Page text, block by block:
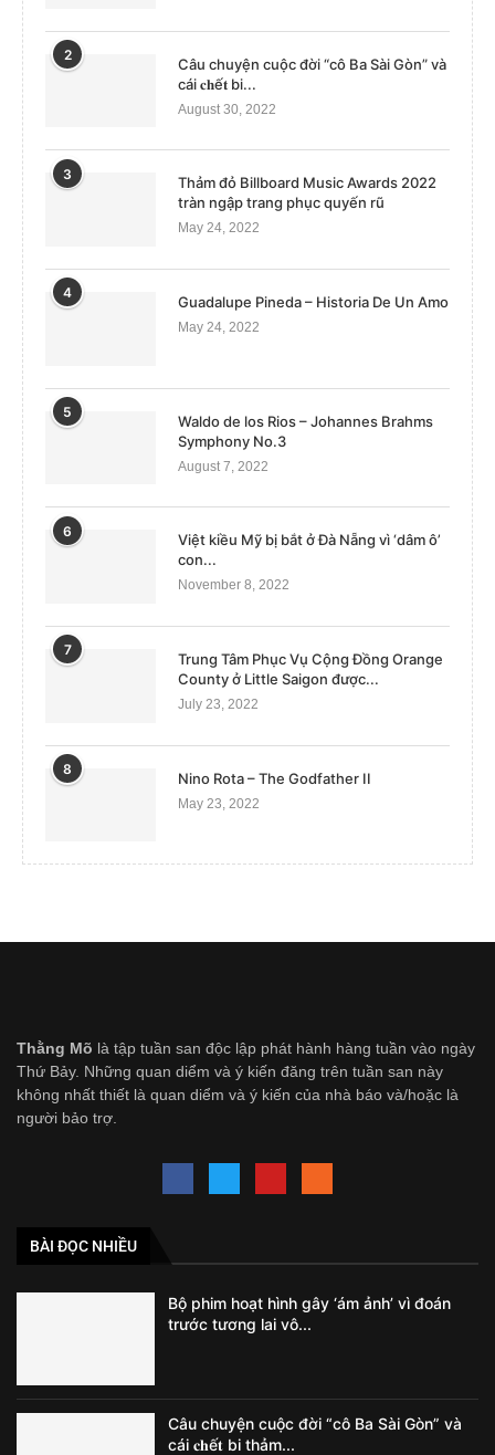
2
Câu chuyện cuộc đời “cô Ba Sài Gòn” và
cái 𝐜𝐡ế𝐭 bi...
August 30, 2022
3
Thảm đỏ Billboard Music Awards 2022
tràn ngập trang phục quyến rũ
May 24, 2022
4
Guadalupe Pineda – Historia De Un Amo
May 24, 2022
5
Waldo de los Rios – Johannes Brahms
Symphony No.3
August 7, 2022
6
Việt kiều Mỹ bị bắt ở Đà Nẵng vì ‘dâm ô’
con...
November 8, 2022
7
Trung Tâm Phục Vụ Cộng Đồng Orange
County ở Little Saigon được...
July 23, 2022
8
Nino Rota – The Godfather II
May 23, 2022
Thằng Mõ là tập tuần san độc lập phát hành hàng tuần vào ngày
Thứ Bảy. Những quan diểm và ý kiến đăng trên tuần san này
không nhất thiết là quan diểm và ý kiến của nhà báo và/hoặc là
người bảo trợ.
BÀI ĐỌC NHIỀU
Bộ phim hoạt hình gây ‘ám ảnh’ vì đoán
trước tương lai vô...
Câu chuyện cuộc đời “cô Ba Sài Gòn” và
cái 𝐜𝐡ế𝐭 bi thảm...